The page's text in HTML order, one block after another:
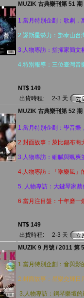
MUZIK 古典樂刊第 51
1.當月特別企劃：歌劇．
2.謬斯星勢力：鄧泰山
3.人物專訪：指揮家簡文
4.特別報導：三位臺灣
NT$ 149
出貨時程:
2-3 天
MUZIK 古典樂刊第 52
1.當月特別企劃：學音樂
2.封面故事：萊比錫布商
3.人物專訪：細膩與颯爽
4.人物專訪：「咻樂風」
5. 人物專訪：大鍵琴家
6.當月注目盤：十年磨
NT$ 149
出貨時程:
2-3 天
MUZIK 9 月號 / 2011 第
1.當月特別企劃：音與影
2.封面故事：星樂交輝日
3.人物專訪：鋼琴樂壇的